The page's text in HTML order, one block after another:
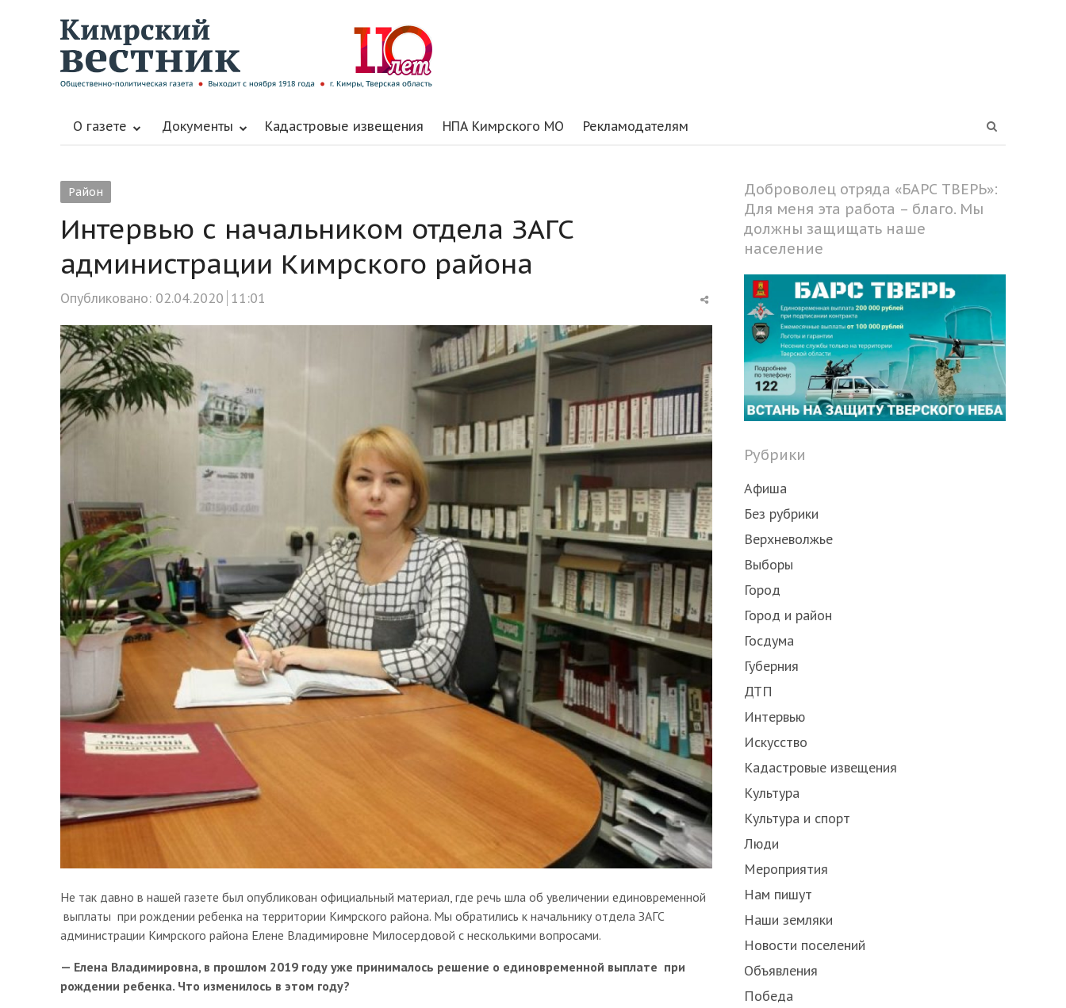
О газете Документы Кадастровые извещения НПА Кимрского МО Рекламодателям
Район
Интервью с начальником отдела ЗАГС
администрации Кимрского района
Опубликовано: 02.04.2020 11:01
Share
post
Не так давно в нашей газете был опубликован официальный материал, где речь шла об увеличении единовременной
выплаты при рождении ребенка на территории Кимрского района. Мы обратились к начальнику отдела ЗАГС
администрации Кимрского района Елене Владимировне Милосердовой с несколькими вопросами.
— Елена Владимировна, в прошлом 2019 году уже принималось решение о единовременной выплате при
рождении ребенка. Что изменилось в этом году?
Доброволец отряда «БАРС ТВЕРЬ»:
Для меня эта работа – благо. Мы
должны защищать наше
население
Рубрики
Афиша
Без рубрики
Верхневолжье
Выборы
Город
Город и район
Госдума
Губерния
ДТП
Интервью
Искусство
Кадастровые извещения
Культура
Культура и спорт
Люди
Мероприятия
Нам пишут
Наши земляки
Новости поселений
Объявления
Победа